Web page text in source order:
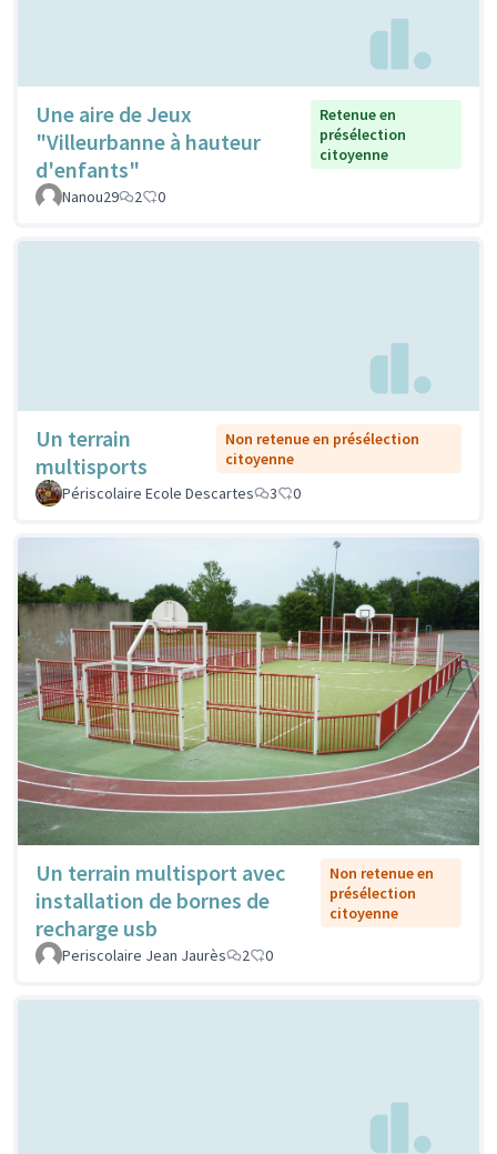
Une aire de Jeux
"Villeurbanne à hauteur
d'enfants"
Retenue en
présélection
citoyenne
Nanou29 2 0
Un terrain
multisports
Non retenue en présélection
citoyenne
Périscolaire Ecole Descartes
3 0
Un terrain multisport avec
installation de bornes de
recharge usb
Non retenue en
présélection
citoyenne
Periscolaire Jean Jaurès 2 0